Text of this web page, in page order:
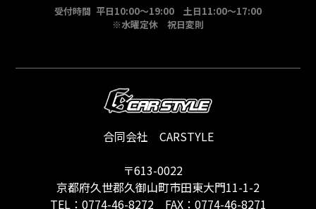
受付時間 平日10:00～19:00 土日11:00～17:00
※水曜定休 祝日変則
合同会社 CARSTYLE
〒613-0022
京都府久世郡久御山町市田東大門11-1-2
TEL： 0774-46-8272FAX：0774-46-8271